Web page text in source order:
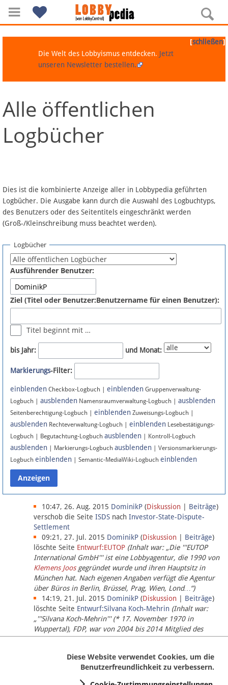
Navigation
Über Lobbypedia
Artikel nach Kategorien
FAQ
Fördermitglied werden
Fehler melden
Newsletter
Bluesky
Facebook
Instagram
Anmelden
Datenschutz
Über Lobbypedia
Impressum
[schließen]
Die Welt des Lobbyismus entdecken. Jetzt
unseren Newsletter bestellen.
Alle öffentlichen
Logbücher
Dies ist die kombinierte Anzeige aller in Lobbypedia geführten
Logbücher. Die Ausgabe kann durch die Auswahl des Logbuchtyps,
des Benutzers oder des Seitentitels eingeschränkt werden
(Groß-/Kleinschreibung muss beachtet werden).
Logbücher
Ausführender Benutzer:
Ziel (Titel oder Benutzer:Benutzername für einen Benutzer):
Titel beginnt mit …
bis Jahr: und Monat:
Markierungs-Filter:
einblenden Checkbox-Logbuch | einblenden Gruppenverwaltung-
Logbuch | ausblenden Namensraumverwaltung-Logbuch | ausblenden
Seitenberechtigung-Logbuch | einblenden Zuweisungs-Logbuch |
ausblenden Rechteverwaltung-Logbuch | einblenden Lesebestätigungs-
Logbuch | Begutachtung-Logbuch ausblenden | Kontroll-Logbuch
ausblenden | Markierungs-Logbuch ausblenden | Versionsmarkierungs-
Logbuch einblenden | Semantic-MediaWiki-Logbuch einblenden
10:47, 26. Aug. 2015 DominikP (Diskussion Beiträge)
verschob die Seite ISDS nach Investor-State-Dispute-
Settlement
09:21, 27. Jul. 2015 DominikP (Diskussion Beiträge)
löschte Seite Entwurf:EUTOP (Inhalt war: „Die '''EUTOP
International GmbH''' ist eine Lobbyagentur, die 1990 von
Klemens Joosgegründet wurde und ihren Hauptsitz in
München hat. Nach eigenen Angaben verfügt die Agentur
über Büros in Berlin, Brüssel, Prag, Wien, Lond…“)
14:19, 21. Jul. 2015 DominikP (Diskussion Beiträge)
löschte Seite Entwurf:Silvana Koch-Mehrin (Inhalt war:
„'''Silvana Koch-Mehrin''' (* 17. November 1970 in
Wuppertal), FDP, war von 2004 bis 2014 Mitglied des
Europäischen Parlaments, seit November 2014 ist sie für
Diese Website verwendet Cookies, um die
Benutzerfreundlichkeit zu verbessern.